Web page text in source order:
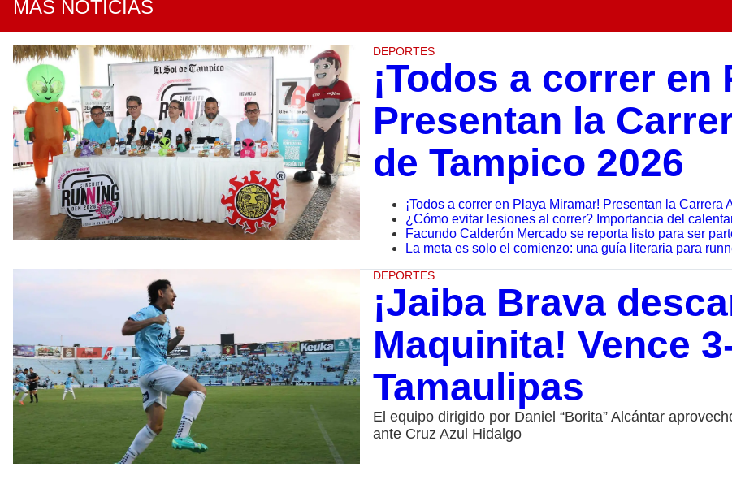
MÁS NOTICIAS
DEPORTES
¡Todos a correr en
Presentan la
de Tampico 2026
¡Todos a correr en Playa Miramar! Presentan la Carrera
¿Cómo evitar lesiones al correr? Importancia del
Facundo Calderón Mercado se reporta listo para ser
La meta es solo el comienzo: una guía literaria para
DEPORTES
¡Jaiba Brava
Maquinita! Vence
Tamaulipas
El equipo dirigido por Daniel “Borita” Alcántar
ante Cruz Azul Hidalgo